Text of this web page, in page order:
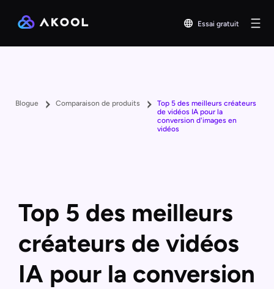
Essai gratuit
Blogue Comparaison de produits
Top 5 des meilleurs créateurs
de vidéos IA pour la
conversion d'images en
vidéos
Top 5 des meilleurs
créateurs de vidéos
IA pour la conversion